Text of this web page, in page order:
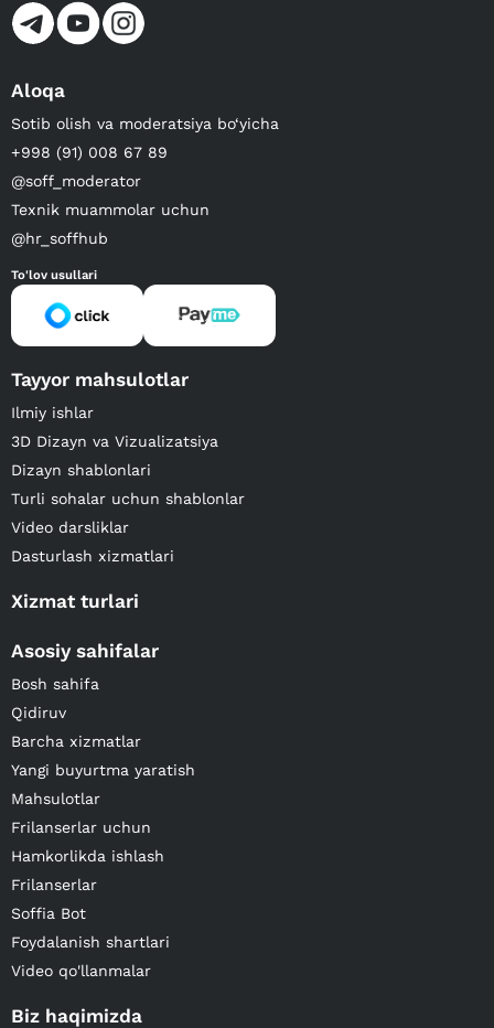
Aloqa
Sotib olish va moderatsiya bo‘yicha
+998 (91) 008 67 89
@soff_moderator
Texnik muammolar uchun
@hr_soffhub
To'lov usullari
Tayyor mahsulotlar
Ilmiy ishlar
3D Dizayn va Vizualizatsiya
Dizayn shablonlari
Turli sohalar uchun shablonlar
Video darsliklar
Dasturlash xizmatlari
Xizmat turlari
Asosiy sahifalar
Bosh sahifa
Qidiruv
Barcha xizmatlar
Yangi buyurtma yaratish
Mahsulotlar
Frilanserlar uchun
Hamkorlikda ishlash
Frilanserlar
Soffia Bot
Foydalanish shartlari
Video qo'llanmalar
Biz haqimizda